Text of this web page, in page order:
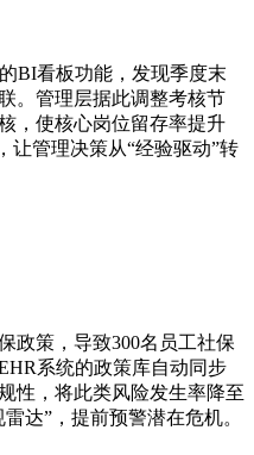
BI看板功能，发现季度末
。管理层据此调整考核节
，使核心岗位留存率提升
让管理决策从“经验驱动”转
政策，导致300名员工社保
系统的政策库自动同步
性，将此类风险发生率降至
达”，提前预警潜在危机。